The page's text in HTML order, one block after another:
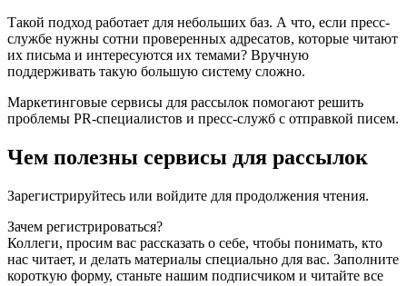
Такой подход работает для небольших баз. А что, если пресс-
службе нужны сотни проверенных адресатов, которые читают
их письма и интересуются их темами? Вручную
поддерживать такую большую систему сложно.
Маркетинговые сервисы для рассылок помогают решить
проблемы PR-специалистов и пресс-служб с отправкой писем.
Чем полезны сервисы для рассылок
Зарегистрируйтесь или войдите для продолжения чтения.
Зачем регистрироваться?
Коллеги, просим вас рассказать о себе, чтобы понимать, кто
нас читает, и делать материалы специально для вас. Заполните
короткую форму, станьте нашим подписчиком и читайте все